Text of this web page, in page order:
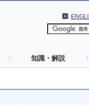
知識・解説